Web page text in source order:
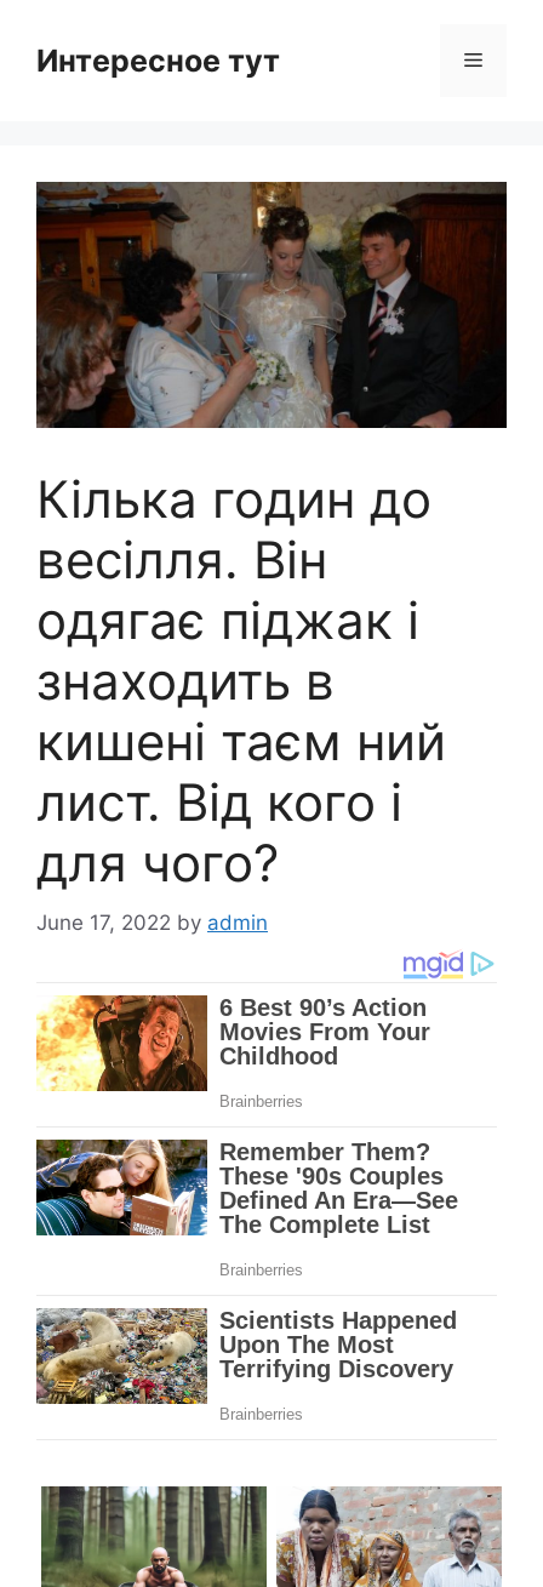
contentИнтересное тут Menu
Кілька годин до
весілля. Він
одягає піджак і
знаходить в
кишені таєм ний
лист. Від кого і
для чого?
June 17, 2022 by admin